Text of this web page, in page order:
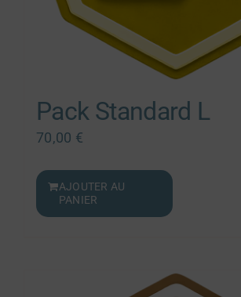
Pack Standard L
70,00 €
AJOUTER AU
PANIER